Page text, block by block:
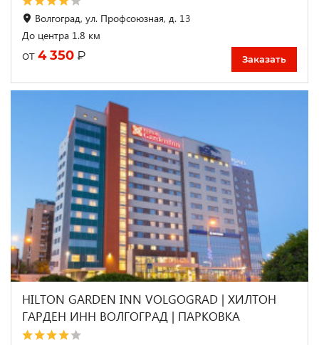
Волгоград, ул. Профсоюзная, д. 13
До центра 1.8 км
от 4 350 ₽ Заказать
HILTON GARDEN INN VOLGOGRAD | ХИЛТОН
ГАРДЕН ИНН ВОЛГОГРАД | ПАРКОВКА